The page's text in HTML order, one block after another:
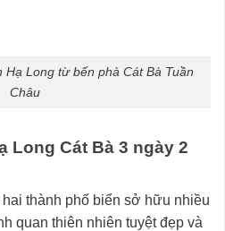
Hạ Long từ bến phà Cát Bà Tuần
Châu
Long Cát Bà 3 ngày 2
thành phố biển sở hữu nhiều
quan thiên nhiên tuyệt đẹp và